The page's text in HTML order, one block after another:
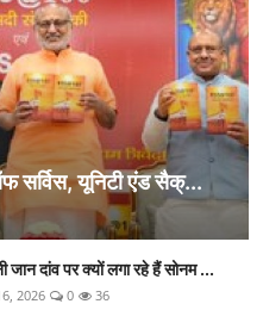
यूनिटी एंड सैक्...
जान दांव पर क्यों लगा रहे हैं सोनम ...
2026 0 36